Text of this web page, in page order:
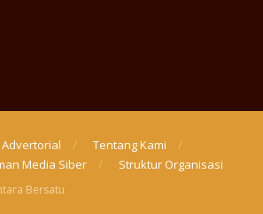
Tentang Kami
Media Siber Struktur Organisasi
Bersatu